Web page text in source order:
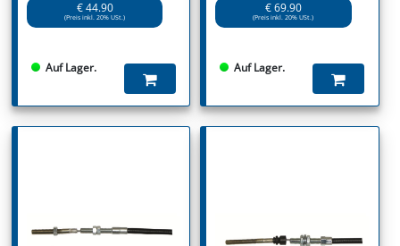
€ 44.90
(Preis inkl. 20% USt.)
Auf Lager.
€ 69.90
(Preis inkl. 20% USt.)
Auf Lager.